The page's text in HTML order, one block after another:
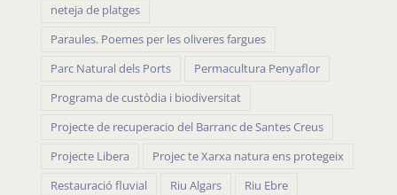
neteja de platges
Paraules. Poemes per les oliveres fargues
Parc Natural dels Ports
Permacultura Penyaflor
Programa de custòdia i biodiversitat
Projecte de recuperacio del Barranc de Santes Creus
Projecte Libera
Projec te Xarxa natura ens protegeix
Restauració fluvial
Riu Algars
Riu Ebre